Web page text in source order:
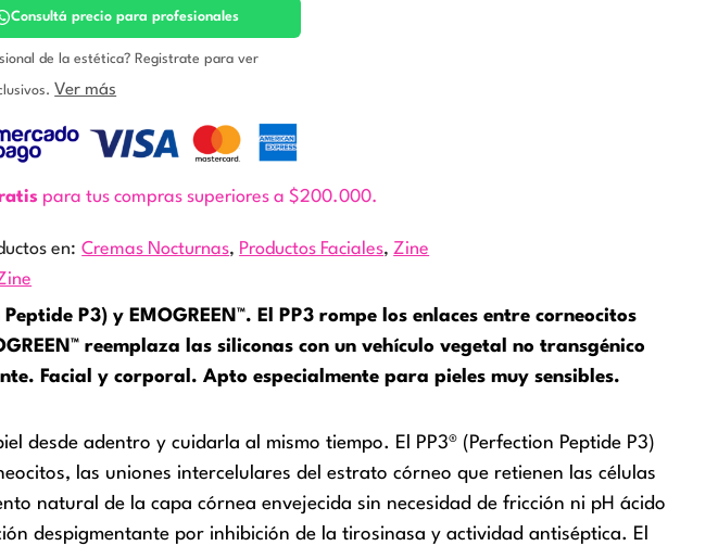
Consultá precio para profesionales
de la estética? Registrate para ver
Ver más
para tus compras superiores a $200.000.
en: Cremas Nocturnas, Productos Faciales,Zine
P3) y EMOGREEN™. El PP3 rompe los enlaces entre corneocitos
reemplaza las siliconas con un vehículo vegetal no transgénico
Facial y corporal. Apto especialmente para pieles muy sensibles.
desde adentro y cuidarla al mismo tiempo. El PP3® (Perfection Peptide P3)
las uniones intercelulares del estrato córneo que retienen las células
natural de la capa córnea envejecida sin necesidad de fricción ni pH ácido
despigmentante por inhibición de la tirosinasa y actividad antiséptica. El